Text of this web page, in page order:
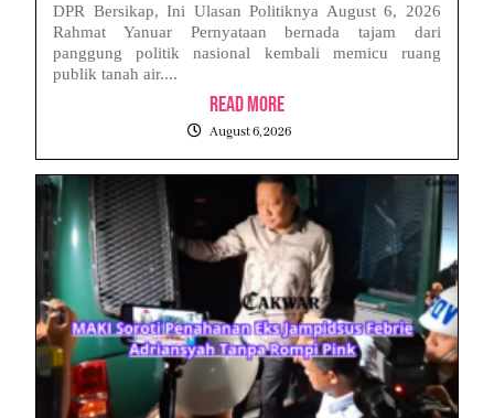
DPR Bersikap, Ini Ulasan Politiknya August 6, 2026
Rahmat Yanuar Pernyataan bernada tajam dari
panggung politik nasional kembali memicu ruang
publik tanah air....
Read More
August 6, 2026